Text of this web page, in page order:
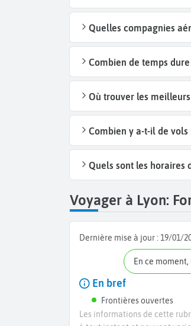
Quelles compagnies
Combien de temps
Où trouver les
Combien y a-t-il de vols
Quels sont les horaires
Voyager à Lyon:
Dernière mise à jour : 19/01/
En ce
En bref
Frontières ouvertes
Les informations de cette